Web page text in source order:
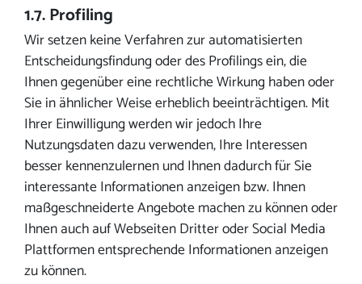
1.7. Profiling
Wir setzen keine Verfahren zur automatisierten
Entscheidungsfindung oder des Profilings ein, die
Ihnen gegenüber eine rechtliche Wirkung haben oder
Sie in ähnlicher Weise erheblich beeinträchtigen. Mit
Ihrer Einwilligung werden wir jedoch Ihre
Nutzungsdaten dazu verwenden, Ihre Interessen
besser kennenzulernen und Ihnen dadurch für Sie
interessante Informationen anzeigen bzw. Ihnen
maßgeschneiderte Angebote machen zu können oder
Ihnen auch auf Webseiten Dritter oder Social Media
Plattformen entsprechende Informationen anzeigen
zu können.